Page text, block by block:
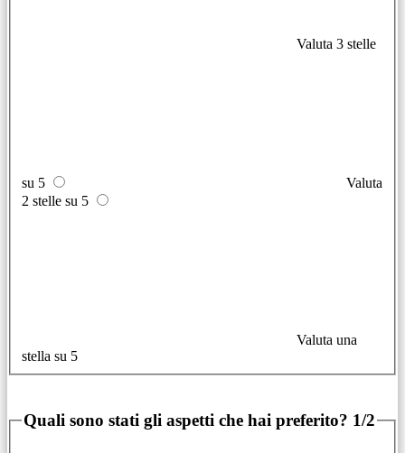
Valuta 3 stelle
su 5
Valuta
2 stelle su 5
Valuta una
stella su 5
Quali sono stati gli aspetti che hai preferito? 1/2